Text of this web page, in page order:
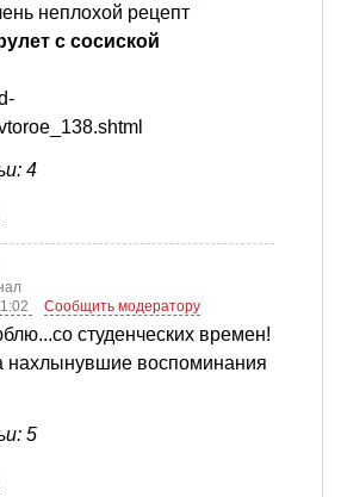
неплохой рецепт
с сосиской
4
Сообщить модератору
студенческих времен!
нахлынувшие воспоминания
5